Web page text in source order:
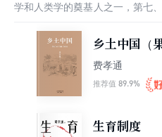
学和人类学的奠基人之一，第七
1928年考入东吴大学医预科，
博士学位，1944年加入民盟，
院院士，1988年获联合国大英百
诺夫斯基指导下完成了博士论文
学实地调查和理论工作发展中的
的经典之作。费孝通先后对中国
角洲等进行实地调查，提出既符
乡土中国（
典）
费孝通
推荐值 89.9%
生育制度